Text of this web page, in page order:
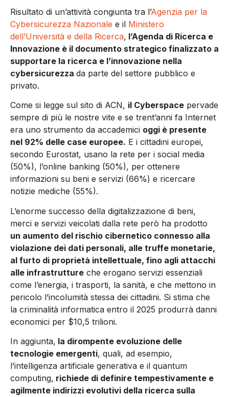
Risultato di un’attività congiunta tra l’Agenzia per la
Cybersicurezza Nazionale e il Ministero
dell’Università e della Ricerca, l’Agenda di Ricerca e
Innovazione è il documento strategico finalizzato a
supportare la ricerca e l’innovazione nella
cybersicurezza da parte del settore pubblico e
privato.
Come si legge sul sito di ACN, il Cyberspace pervade
sempre di più le nostre vite e se trent’anni fa Internet
era uno strumento da accademici oggi è presente
nel 92% delle case europee. E i cittadini europei,
secondo Eurostat, usano la rete per i social media
(50%), l’online banking (50%), per ottenere
informazioni su beni e servizi (66%) e ricercare
notizie mediche (55%).
L’enorme successo della digitalizzazione di beni,
merci e servizi veicolati dalla rete però ha prodotto
un aumento del rischio cibernetico connesso alla
violazione dei dati personali, alle truffe monetarie,
al furto di proprietà intellettuale, fino agli attacchi
alle infrastrutture che erogano servizi essenziali
come l’energia, i trasporti, la sanità, e che mettono in
pericolo l’incolumità stessa dei cittadini. Si stima che
la criminalità informatica entro il 2025 produrrà danni
economici per $10,5 trilioni.
In aggiunta, la dirompente evoluzione delle
tecnologie emergenti, quali, ad esempio,
l’intelligenza artificiale generativa e il quantum
computing, richiede di definire tempestivamente e
agilmente indirizzi evolutivi della ricerca sulla